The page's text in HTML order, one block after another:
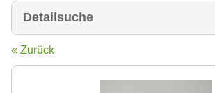
Detailsuche
« Zurück